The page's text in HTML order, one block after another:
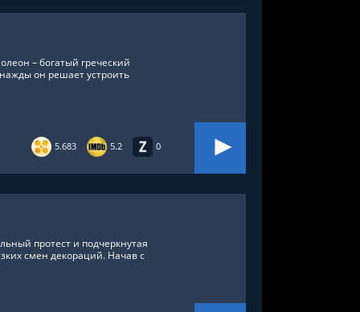
5.683 5.2 0
– богатый греческий
он решает устроить
протест и подчеркнутая
смен декораций. Начав с